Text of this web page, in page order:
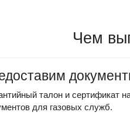
Чем
талон и сертификат
для газовых служб.